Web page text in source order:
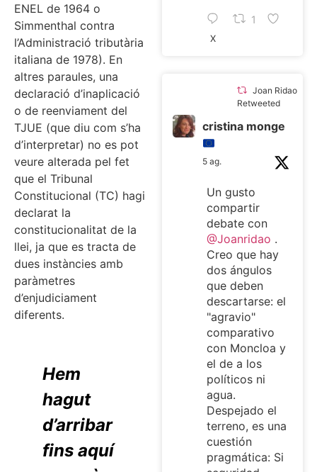
ENEL de 1964 o
Simmenthal contra
l’Administració tributària
italiana de 1978). En
altres paraules, una
declaració d’inaplicació
o de reenviament del
TJUE (que diu com s’ha
d’interpretar) no es pot
veure alterada pel fet
que el Tribunal
Constitucional (TC) hagi
declarat la
constitucionalitat de la
llei, ja que es tracta de
dues instàncies amb
paràmetres
d’enjudiciament
diferents.
Hem
hagut
d’arribar
fins aquí
1
X
Joan Ridao
Retweeted
cristina monge
5 ag.
Un gusto
compartir
debate con
@Joanridao .
Creo que hay
dos ángulos
que deben
descartarse: el
"agravio"
comparativo
con Moncloa y
el de a los
políticos ni
agua.
Despejado el
terreno, es una
cuestión
pragmática: Si